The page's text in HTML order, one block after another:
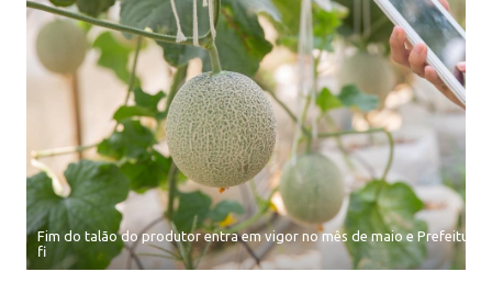
Fim do talão do produtor entra em vigor no mês de maio e Prefeitura
fi